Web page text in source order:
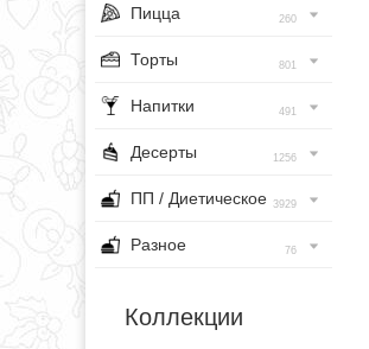
Пицца 260
Торты 801
Напитки 491
Десерты 1256
ПП / Диетическое 3929
Разное 76
Коллекции